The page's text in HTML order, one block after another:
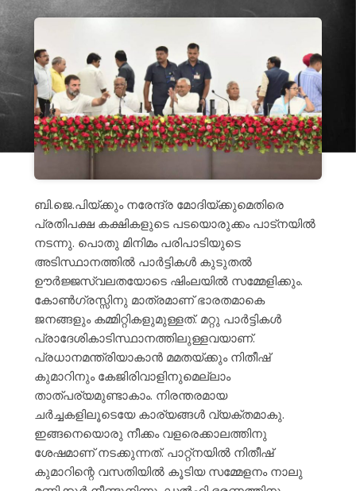
ബി.ജെ.പിയ്ക്കും നരേന്ദ്ര മോദിയ്ക്കുമെതിരെ
പ്രതിപക്ഷ കക്ഷികളുടെ പടയൊരുക്കം പാട്നയിൽ
നടന്നു. പൊതു മിനിമം പരിപാടിയുടെ
അടിസ്ഥാനത്തിൽ പാർട്ടികൾ കുടുതൽ
ഊർജ്ജസ്വലതയോടെ ഷിംലയിൽ സമ്മേളിക്കും.
കോൺഗ്രസ്സിനു മാത്രമാണ് ഭാരതമാകെ
ജനങ്ങളും കമ്മിറ്റികളുമുള്ളത്. മറ്റു പാർട്ടികൾ
പ്രാദേശികാടിസ്ഥാനത്തിലുള്ളവയാണ്.
പ്രധാനമന്ത്രിയാകാൻ മമതയ്ക്കും നിതീഷ്
കുമാറിനുംകേജിരിവാളിനുമെല്ലാം
താത്പര്യമുണ്ടാകാം. നിരന്തരമായ
ചർച്ചകളിലൂടെയേ കാര്യങ്ങൾ വ്യക്തമാകു.
ഇങ്ങനെയൊരു നീക്കം വളരെക്കാലത്തിനു
ശേഷമാണ് നടക്കുന്നത്. പാറ്റ്നയിൽ നിതീഷ്
കുമാറിന്റെ വസതിയിൽ കൂടിയ സമ്മേളനം നാലു